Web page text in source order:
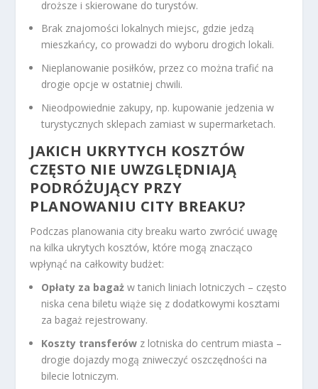
droższe i skierowane do turystów.
Brak znajomości lokalnych miejsc, gdzie jedzą
mieszkańcy, co prowadzi do wyboru drogich lokali.
Nieplanowanie posiłków, przez co można trafić na
drogie opcje w ostatniej chwili.
Nieodpowiednie zakupy, np. kupowanie jedzenia w
turystycznych sklepach zamiast w supermarketach.
JAKICH UKRYTYCH KOSZTÓW
CZĘSTO NIE UWZGLĘDNIAJĄ
PODRÓŻUJĄCY PRZY
PLANOWANIU CITY BREAKU?
Podczas planowania city breaku warto zwrócić uwagę
na kilka ukrytych kosztów, które mogą znacząco
wpłynąć na całkowity budżet:
Opłaty za bagaż w tanich liniach lotniczych – często
niska cena biletu wiąże się z dodatkowymi kosztami
za bagaż rejestrowany.
Koszty transferów z lotniska do centrum miasta –
drogie dojazdy mogą zniweczyć oszczędności na
bilecie lotniczym.